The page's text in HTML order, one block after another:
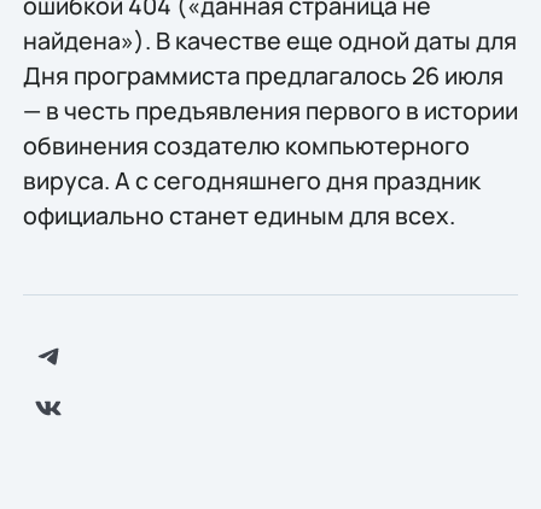
найдена»). В качестве еще одной даты для
Дня программиста предлагалось 26 июля
— в честь предъявления первого в истории
обвинения создателю компьютерного
вируса. А с сегодняшнего дня праздник
официально станет единым для всех.